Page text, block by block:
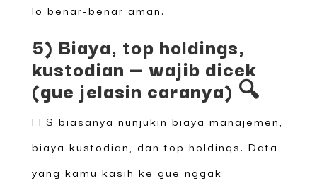
lo benar-benar aman.
5) Biaya, top holdings,
kustodian — wajib dicek
(gue jelasin caranya) 🔍
FFS biasanya nunjukin biaya manajemen,
biaya kustodian, dan top holdings. Data
yang kamu kasih ke gue nggak